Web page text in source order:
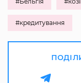
#кредитування